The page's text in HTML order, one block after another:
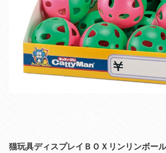
猫玩具ディスプレイＢＯＸリンリンボール